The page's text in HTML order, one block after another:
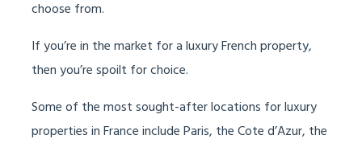
choose from.
If you’re in the market for a luxury French property,
then you’re spoilt for choice.
Some of the most sought-after locations for luxury
properties in France include Paris, the Cote d’Azur, the